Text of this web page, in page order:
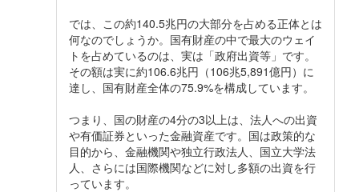
では、この約140.5兆円の大部分を占める正体とは
何なのでしょうか。国有財産の中で最大のウェイ
トを占めているのは、実は「政府出資等」です。
その額は実に約106.6兆円（106兆5,891億円）に
達し、国有財産全体の75.9%を構成しています。
つまり、国の財産の4分の3以上は、法人への出資
や有価証券といった金融資産です。国は政策的な
目的から、金融機関や独立行政法人、国立大学法
人、さらには国際機関などに対し多額の出資を行
っています。